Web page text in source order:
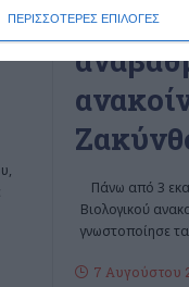
ΠΕΡΙΣΣΟΤΕΡΕΣ ΕΠΙΛΟΓΕΣ
Πάνω από 3
Βιολογικού
γνωστοποίησε
7 Αυγούστου